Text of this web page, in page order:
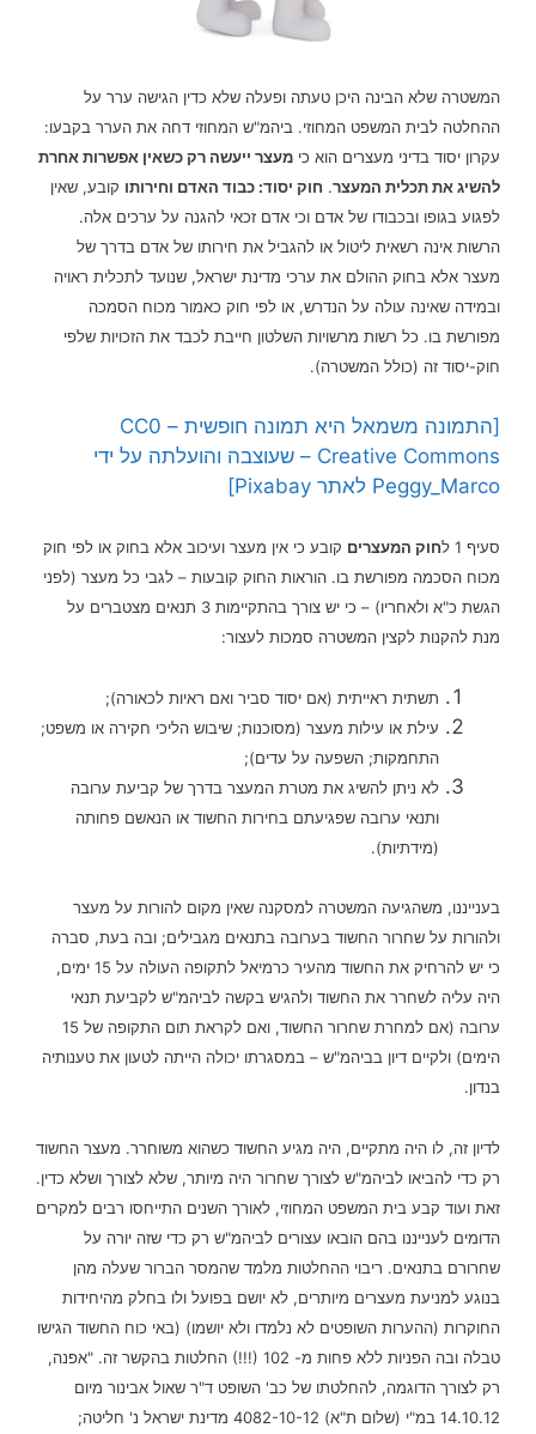
המשטרה שלא הבינה היכן טעתה ופעלה שלא כדין הגישה ערר על
ההחלטה לבית המשפט המחוזי. ביהמ"ש המחוזי דחה את הערר בקבעו:
עקרון יסוד בדיני מעצרים הוא כי מעצר ייעשה רק כשאין אפשרות אחרת
להשיג את תכלית המעצר. חוק יסוד: כבוד האדם וחירותו קובע, שאין
לפגוע בגופו ובכבודו של אדם וכי אדם זכאי להגנה על ערכים אלה.
הרשות אינה רשאית ליטול או להגביל את חירותו של אדם בדרך של
מעצר אלא בחוק ההולם את ערכי מדינת ישראל, שנועד לתכלית ראויה
ובמידה שאינה עולה על הנדרש, או לפי חוק כאמור מכוח הסמכה
מפורשת בו. כל רשות מרשויות השלטון חייבת לכבד את הזכויות שלפי
חוק-יסוד זה (כולל המשטרה).
[התמונה משמאל היא תמונה חופשית – CC0
Creative Commons – שעוצבה והועלתה על ידי
Peggy_Marco לאתר Pixabay]
סעיף 1 ל חוק המעצרים קובע כי אין מעצר ועיכוב אלא בחוק או לפי חוק
מכוח הסכמה מפורשת בו. הוראות החוק קובעות – לגבי כל מעצר (לפני
הגשת כ"א ולאחריו) – כי יש צורך בהתקיימות 3 תנאים מצטברים על
מנת להקנות לקצין המשטרה סמכות לעצור:
תשתית ראייתית (אם יסוד סביר ואם ראיות לכאורה);
עילת או עילות מעצר (מסוכנות; שיבוש הליכי חקירה או משפט;
התחמקות; השפעה על עדים);
לא ניתן להשיג את מטרת המעצר בדרך של קביעת ערובה
ותנאי ערובה שפגיעתם בחירות החשוד או הנאשם פחותה
(מידתיות).
בענייננו, משהגיעה המשטרה למסקנה שאין מקום להורות על מעצר
ולהורות על שחרור החשוד בערובה בתנאים מגבילים; ובה בעת, סברה
כי יש להרחיק את החשוד מהעיר כרמיאל לתקופה העולה על 15 ימים,
היה עליה לשחרר את החשוד ולהגיש בקשה לביהמ"ש לקביעת תנאי
ערובה (אם למחרת שחרור החשוד, ואם לקראת תום התקופה של 15
הימים) ולקיים דיון בביהמ"ש – במסגרתו יכולה הייתה לטעון את טענותיה
בנדון.
לדיון זה, לו היה מתקיים, היה מגיע החשוד כשהוא משוחרר. מעצר החשוד
רק כדי להביאו לביהמ"ש לצורך שחרור היה מיותר, שלא לצורך ושלא כדין.
זאת ועוד קבע בית המשפט המחוזי, לאורך השנים התייחסו רבים למקרים
הדומים לענייננו בהם הובאו עצורים לביהמ"ש רק כדי שזה יורה על
שחרורם בתנאים. ריבוי ההחלטות מלמד שהמסר הברור שעלה מהן
בנוגע למניעת מעצרים מיותרים, לא יושם בפועל ולו בחלק מהיחידות
החוקרות (ההערות השופטים לא נלמדו ולא יושמו) (באי כוח החשוד הגישו
טבלה ובה הפניות ללא פחות מ- 102 (!!!) החלטות בהקשר זה. "אפנה,
רק לצורך הדוגמה, להחלטתו של כב' השופט ד"ר שאול אבינור מיום
14.10.12 במ"י (שלום ת"א) 4082-10-12 מדינת ישראל נ' חליטה;